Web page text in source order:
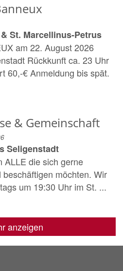
St. Marcellinus-Petrus
am 22. August 2026
Rückkunft ca. 23 Uhr
60,-€ Anmeldung bis spät.
& Gemeinschaft
Seligenstadt
ALLE die sich gerne
möchten. Wir
um 19:30 Uhr im St. ...
anzeigen